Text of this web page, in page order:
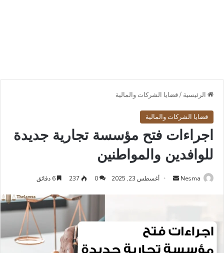
الرئيسية /قضايا الشركات والمالية
قضايا الشركات والمالية
اجراءات فتح مؤسسة تجارية جديدة
للوافدين والمواطنين
Nesma
أرسل أغسطس 23, 2025 0
237